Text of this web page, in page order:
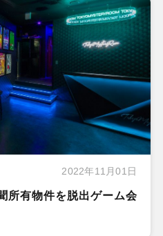
2022年11月01日
所有物件を脱出ゲーム会